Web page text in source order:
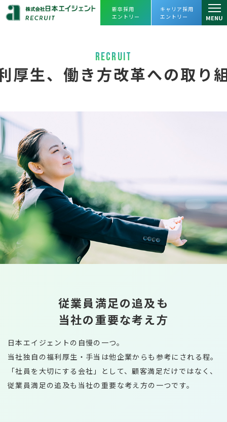
リーシング課
プロパティマネジメント課
売買課
えひめレスQセンター
FC事業本部
経営企画部
国際事業部
企業理念・会社概要
ヒストリー
数字で見る日本エイジェント
オフィスツアー
agent Awards
代表メッセージ
採用情報
採用情報トップ
キャリアビジョン・人財育成
福利厚生、働き方改革への取り組み
キャリア採用
JOIN OUR TEAM
日本エイジェントの未来を一緒に創ってく
れる
仲間を求めています。
みなさんからのご応募お待ちしておりま
す。
キャリア採用エントリー
新卒採用
エントリー
キャリア採用
エントリー
MENU
RECRUIT
厚生、働き方改革への取り
従業員満足の追及も
当社の重要な考え方
日本エイジェントの自慢の一つ。
当社独自の福利厚生・手当は他企業からも参考にされる程。
「社員を大切にする会社」として、顧客満足だけではなく、
従業員満足の追及も当社の重要な考え方の一つです。